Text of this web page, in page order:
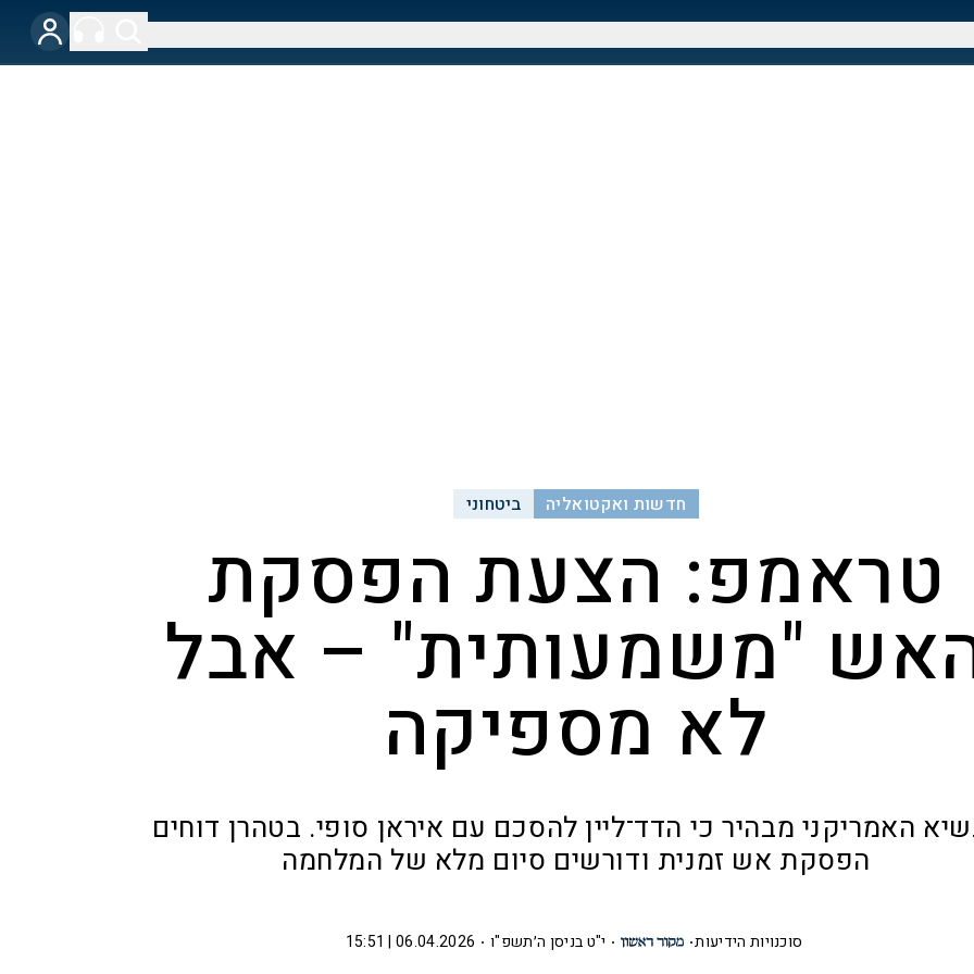
חדשות ואקטואליה ביטחוני
טראמפ: הצעת הפסקת
"משמעותית" – אבל
לא מספיקה
האמריקני מבהיר כי הדד־ליין להסכם עם איראן סופי. בטהרן דוחים
הפסקת אש זמנית ודורשים סיום מלא של המלחמה
סוכנויות הידיעות י"ט בניסן ה׳תשפ"ו 06.04.2026 | 15:51